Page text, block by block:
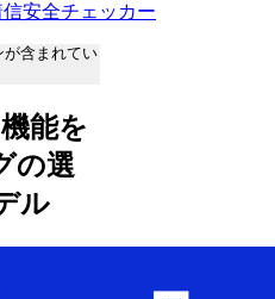
安全チェッカー
が含まれてい
能を
の選
ル